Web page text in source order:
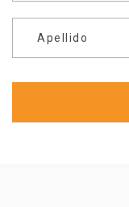
Apellido